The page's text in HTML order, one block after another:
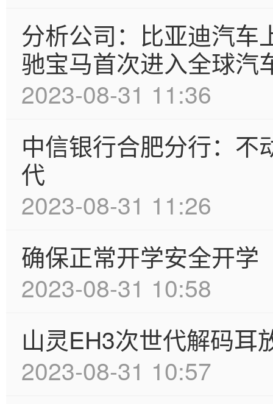
分析公司：比亚迪汽车
驰宝马首次进入全球汽
2023-08-31 11:36
中信银行合肥分行：不
代
2023-08-31 11:26
确保正常开学安全开学
2023-08-31 10:58
山灵EH3次世代解码耳
2023-08-31 10:57